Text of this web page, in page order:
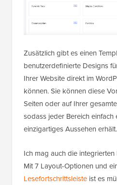
Zusätzlich gibt es einen
benutzerdefinierte Designs
Ihrer Website direkt im
können. Sie können diese
Seiten oder auf Ihrer
sodass jeder Bereich einfach
einzigartiges Aussehen erhält.
Ich mag auch die
Mit 7 Layout-Optionen und
Lesefortschrittsleiste ist es